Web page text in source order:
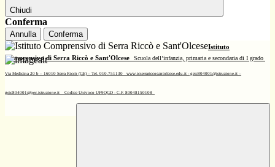
Chiudi
Conferma
Annulla Conferma
Istituto
Comprensivo di Serra Riccò e Sant'Olcese
Scuola dell’infanzia, primaria e secondaria di I grado
Via Medicina 20 b – 16010 Serra Riccò (GE) – Tel. 010.751130 www.icserrariccosantolcese.edu.it - geic804001@istruzione.it –
geic804001@pec.istruzione.it Codice Univoco UF9QGD - C.F. 80048150108